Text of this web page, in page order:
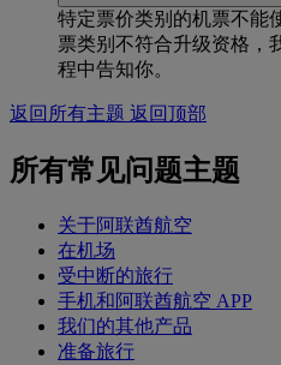
特定票价类别的机票不能
票类别不符合升级资格，
程中告知你。
返回所有主题 返回顶部
所有常见问题主题
关于阿联酋航空
在机场
受中断的旅行
手机和阿联酋航空 APP
我们的其他产品
准备旅行